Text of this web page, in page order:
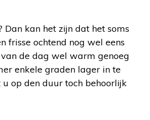
kan het zijn dat het soms
frisse ochtend nog wel eens
de dag wel warm genoeg
enkele graden lager in te
op den duur toch behoorlijk